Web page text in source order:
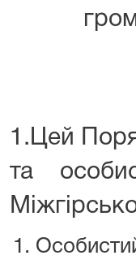
1.Цей
та